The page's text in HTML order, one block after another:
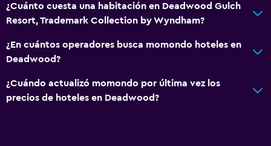
Cajero automático/banco
Servicio de despertador
Instalaciones para reuniones
¿Cuánto cuesta una habitación en Deadwood Gulch
Resort, Trademark Collection by Wyndham?
¿En cuántos operadores busca momondo hoteles en
Deadwood?
¿Cuándo actualizó momondo por última vez los
precios de hoteles en Deadwood?